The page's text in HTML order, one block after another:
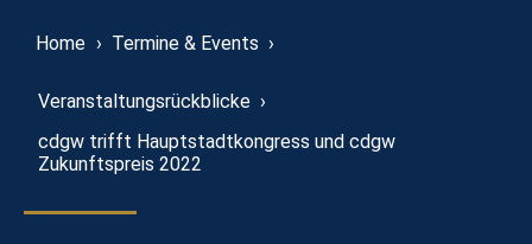
Home › Termine & Events ›
Veranstaltungsrückblicke ›
cdgw trifft Hauptstadtkongress und cdgw
Zukunftspreis 2022